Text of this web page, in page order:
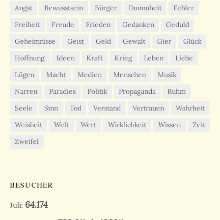
Angst Bewusstsein Bürger Dummheit
Fehler
Freiheit
Freude Frieden Gedanken
Geduld
Geheimnisse
Geist Geld Gewalt Gier
Glück
Hoffnung
Ideen Kraft Krieg Leben
Liebe
Lügen
Macht Medien Menschen
Musik
Narren
Paradies Politik Propaganda
Ruhm
Seele
Sinn Tod Verstand Vertrauen
Wahrheit
Weisheit
Welt Wert Wirklichkeit Wissen
Zeit
Zweifel
BESUCHER
Juli: 64.174